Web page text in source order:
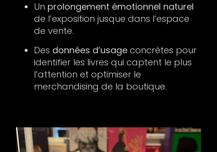
Un prolongement émotionnel naturel
de l’exposition jusque dans l’espace
de vente.
Des données d’usage concrètes pour
identifier les livres qui captent le plus
l’attention et optimiser le
merchandising de la boutique.